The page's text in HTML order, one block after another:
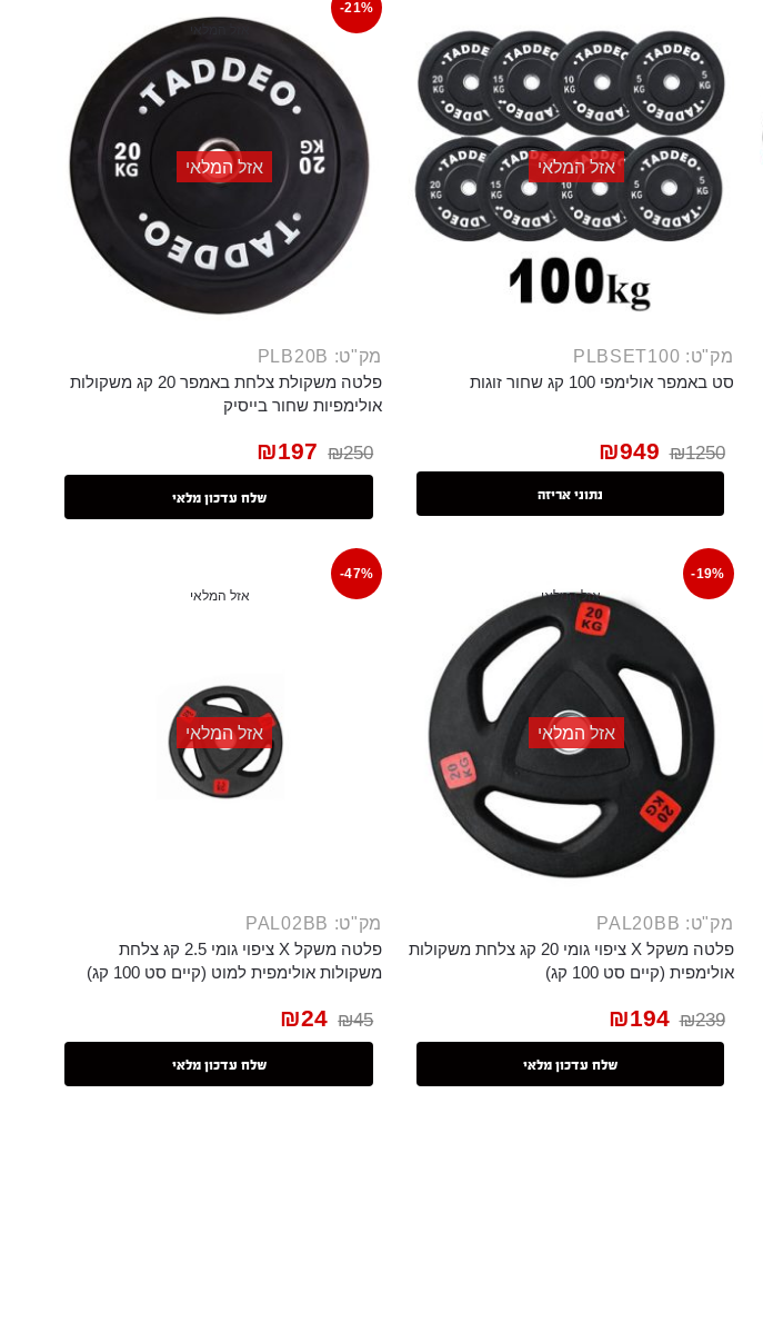
אזל המלאי
מק"ט: PLBSET100
סט באמפר אולימפי 100 קג שחור זוגות
₪1250
₪949
נתוני אריזה
-21%
אזל המלאי
אזל המלאי
מק"ט: PLB20B
פלטה משקולת צלחת באמפר 20 קג משקולות
אולימפיות שחור בייסיק
₪250
₪197
שלח עדכון מלאי
-19%
אזל המלאי
אזל המלאי
מק"ט: PAL20BB
פלטה משקל X ציפוי גומי 20 קג צלחת משקולות
אולימפית (קיים סט 100 קג)
₪239
₪194
שלח עדכון מלאי
-47%
אזל המלאי
אזל המלאי
מק"ט: PAL02BB
פלטה משקל X ציפוי גומי 2.5 קג צלחת
משקולות אולימפית למוט (קיים סט 100 קג)
₪45
₪24
שלח עדכון מלאי